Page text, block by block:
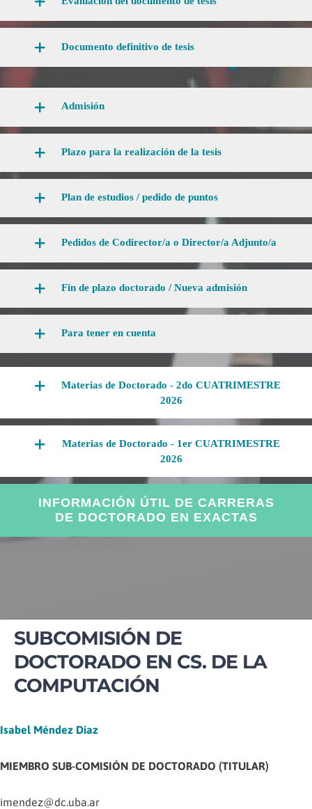
Documento definitivo de tesis
Admisión
Plazo para la realización de la tesis
Plan de estudios / pedido de puntos
Pedidos de Codirector/a o Director/a Adjunto/a
Fin de plazo doctorado / Nueva admisión
Para tener en cuenta
Materias de Doctorado - 2do CUATRIMESTRE
2026
Materias de Doctorado - 1er CUATRIMESTRE
2026
INFORMACIÓN ÚTIL DE CARRERAS
DE DOCTORADO EN EXACTAS
SUBCOMISIÓN DE
DOCTORADO EN CS. DE LA
COMPUTACIÓN
Isabel Méndez Díaz
MIEMBRO SUB-COMISIÓN DE DOCTORADO (TITULAR)
imendez@dc.uba.ar